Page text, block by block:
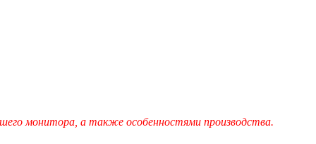
монитора, а также особенностями производства.